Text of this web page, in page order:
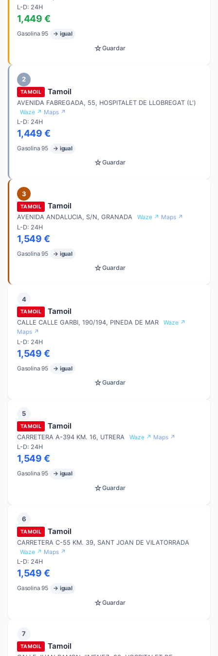
L-D: 24H
1,449 €
Gasolina 95 → igual
☆Guardar
2
TAMOIL Tamoil
AVENIDA FABREGADA, 55, HOSPITALET DE LLOBREGAT (L')
Waze ↗ Maps ↗
L-D: 24H
1,449 €
Gasolina 95 → igual
☆Guardar
3
TAMOIL Tamoil
AVENIDA ANDALUCIA, S/N, GRANADA Waze ↗ Maps ↗
L-D: 24H
1,549 €
Gasolina 95 → igual
☆Guardar
4
TAMOIL Tamoil
CALLE CALLE GARBI, 190/194, PINEDA DE MAR
Waze ↗
Maps ↗
L-D: 24H
1,549 €
Gasolina 95 → igual
☆Guardar
5
TAMOIL Tamoil
CARRETERA A-394 KM. 16, UTRERA Waze ↗ Maps ↗
L-D: 24H
1,549 €
Gasolina 95 → igual
☆Guardar
6
TAMOIL Tamoil
CARRETERA C-55 KM. 39, SANT JOAN DE VILATORRADA
Waze ↗ Maps ↗
L-D: 24H
1,549 €
Gasolina 95 → igual
☆Guardar
7
TAMOIL Tamoil